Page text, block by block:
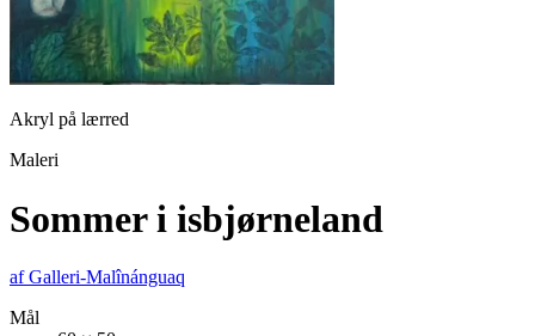
Akryl på lærred
Maleri
Sommer i isbjørneland
afGalleri-Malînánguaq
Mål